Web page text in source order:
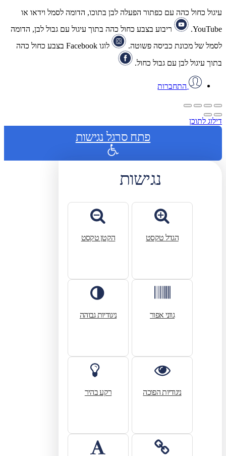
עיגול כחול כהה עם כפתור הפעלה לבן בתוכו, הדומה לסמל וידאו או
YouTube.
ריבוע בצבע כחול כהה בתוך עיגול עם גבול לבן, הדומה
לסמל של מכונת כביסה פשוטה.
לוגו Facebook בצבע כחול כהה
בתוך עיגול לבן עם גבול כחול.
התחברות
דילוג לתוכן
פתח סרגל נגישות
נגישות
הגדל טקסט הקטן טקסט
גווני אפור ניגודיות גבוהה
ניגודיות הפוכה רקע בהיר